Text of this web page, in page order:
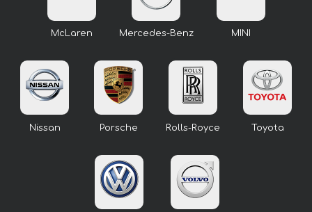
McLaren Mercedes-Benz MINI
Nissan Porsche Rolls-Royce Toyota